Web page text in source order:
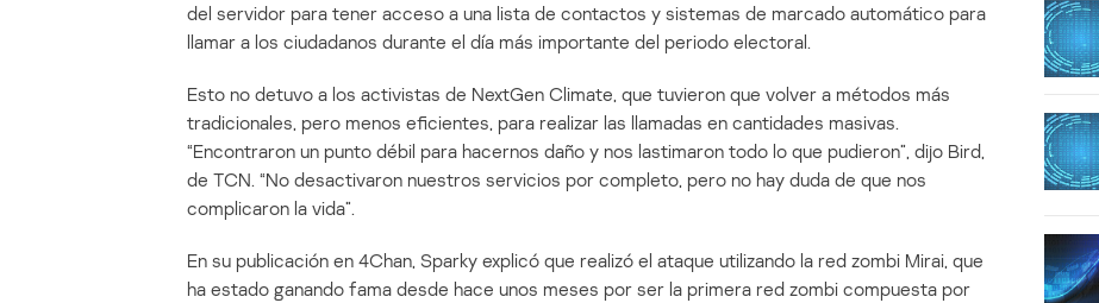
del servidor para tener acceso a una lista de contactos y sistemas de marcado automático para
llamar a los ciudadanos durante el día más importante del periodo electoral.
Esto no detuvo a los activistas de NextGen Climate, que tuvieron que volver a métodos más
tradicionales, pero menos eficientes, para realizar las llamadas en cantidades masivas.
“Encontraron un punto débil para hacernos daño y nos lastimaron todo lo que pudieron”, dijo Bird,
de TCN. “No desactivaron nuestros servicios por completo, pero no hay duda de que nos
complicaron la vida”.
En su publicación en 4Chan, Sparky explicó que realizó el ataque utilizando la red zombi Mirai, que
ha estado ganando fama desde hace unos meses por ser la primera red zombi compuesta por